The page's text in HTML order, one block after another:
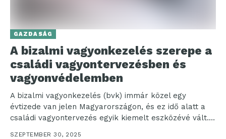
GAZDASÁG
A bizalmi vagyonkezelés szerepe a
családi vagyontervezésben és
vagyonvédelemben
A bizalmi vagyonkezelés (bvk) immár közel egy
évtizede van jelen Magyarországon, és ez idő alatt a
családi vagyontervezés egyik kiemelt eszközévé vált.
SZEPTEMBER 30, 2025